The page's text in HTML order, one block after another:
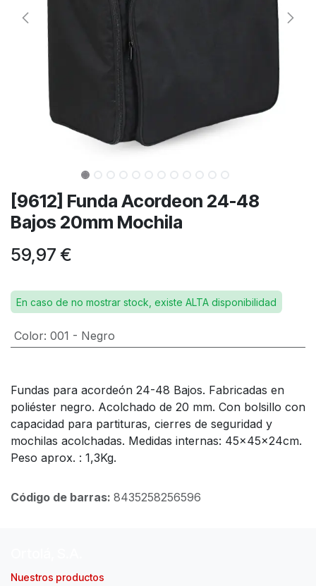
[9612] Funda Acordeon 24-48
Bajos 20mm Mochila
59,97 €
En caso de no mostrar stock, existe ALTA disponibilidad
Color: 001 - Negro
Fundas para acordeón 24-48 Bajos. Fabricadas en
poliéster negro. Acolchado de 20 mm. Con bolsillo con
capacidad para partituras, cierres de seguridad y
mochilas acolchadas. Medidas internas: 45x45x24cm.
Peso aprox. : 1,3Kg.
Código de barras: 8435258256596
Nuestros productos